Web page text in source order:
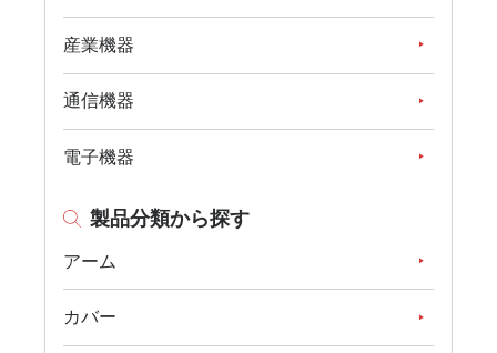
産業機器
通信機器
電子機器
製品分類から探す
アーム
カバー